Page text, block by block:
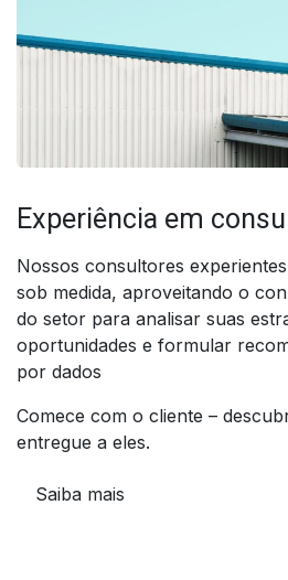
Experiência em
Nossos consultores
sob medida, aproveitando o
do setor para analisar suas
oportunidades e formular
por dados
Comece com o cliente –
entregue a eles.
Saiba mais